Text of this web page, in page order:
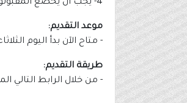
4- يجب أن يخضع المقبولون فقط لاختبار تحديد المستوى في اللغة الإنجليزية.
موعد التقديم:
- متاح الآن بدأ اليوم الثلاثاء بتاريخ 1446/10/17هـ الموافق 2025/04/15م وينتهي التقديم يوم الأربعاء بتاريخ
طريقة التقديم:
- من خلال الرابط التالي